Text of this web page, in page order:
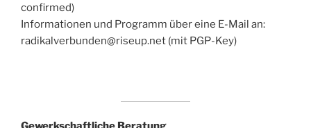
confirmed)
Informationen und Programm über eine E-Mail an:
radikalverbunden@riseup.net (mit PGP-Key)